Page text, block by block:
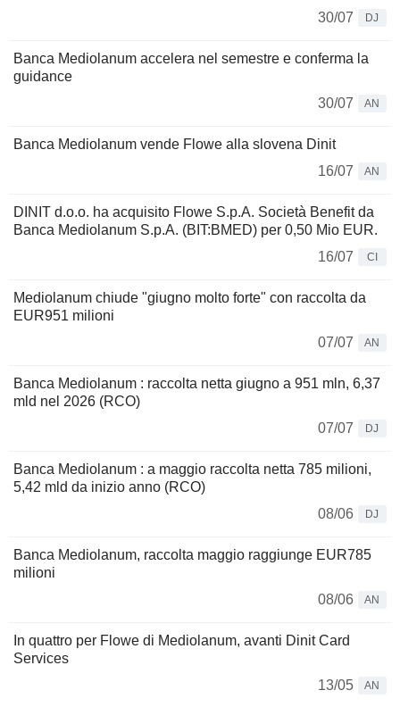
30/07
DJ
Banca Mediolanum accelera nel semestre e conferma la
guidance
30/07
AN
Banca Mediolanum vende Flowe alla slovena Dinit
16/07
AN
DINIT d.o.o. ha acquisito Flowe S.p.A. Società Benefit da
Banca Mediolanum S.p.A. (BIT:BMED) per 0,50 Mio EUR.
16/07
CI
Mediolanum chiude "giugno molto forte" con raccolta da
EUR951 milioni
07/07
AN
Banca Mediolanum : raccolta netta giugno a 951 mln, 6,37
mld nel 2026 (RCO)
07/07
DJ
Banca Mediolanum : a maggio raccolta netta 785 milioni,
5,42 mld da inizio anno (RCO)
08/06
DJ
Banca Mediolanum, raccolta maggio raggiunge EUR785
milioni
08/06
AN
In quattro per Flowe di Mediolanum, avanti Dinit Card
Services
13/05
AN